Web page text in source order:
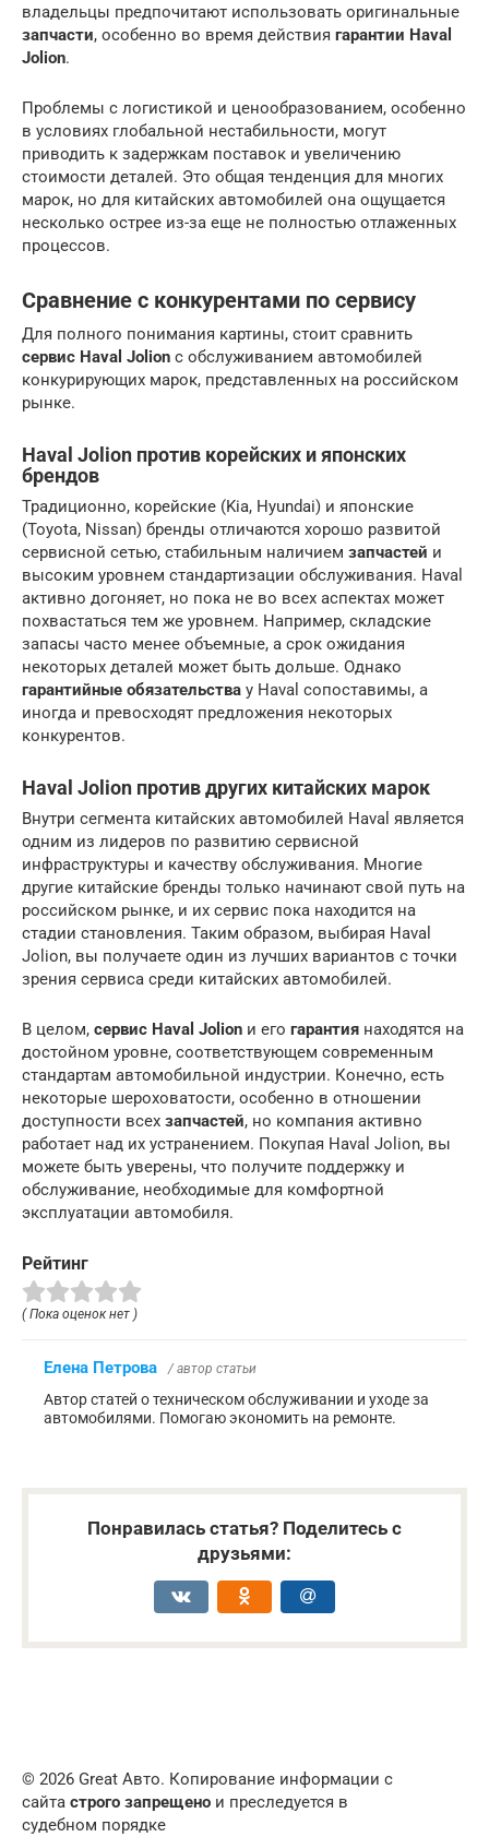
владельцы предпочитают использовать оригинальные
запчасти, особенно во время действия гарантии Haval
Jolion.
Проблемы с логистикой и ценообразованием, особенно
в условиях глобальной нестабильности, могут
приводить к задержкам поставок и увеличению
стоимости деталей. Это общая тенденция для многих
марок, но для китайских автомобилей она ощущается
несколько острее из-за еще не полностью отлаженных
процессов.
Сравнение с конкурентами по сервису
Для полного понимания картины, стоит сравнить
сервис Haval Jolion с обслуживанием автомобилей
конкурирующих марок, представленных на российском
рынке.
Haval Jolion против корейских и японских
брендов
Традиционно, корейские (Kia, Hyundai) и японские
(Toyota, Nissan) бренды отличаются хорошо развитой
сервисной сетью, стабильным наличием запчастей и
высоким уровнем стандартизации обслуживания. Haval
активно догоняет, но пока не во всех аспектах может
похвастаться тем же уровнем. Например, складские
запасы часто менее объемные, а срок ожидания
некоторых деталей может быть дольше. Однако
гарантийные обязательства у Haval сопоставимы, а
иногда и превосходят предложения некоторых
конкурентов.
Haval Jolion против других китайских марок
Внутри сегмента китайских автомобилей Haval является
одним из лидеров по развитию сервисной
инфраструктуры и качеству обслуживания. Многие
другие китайские бренды только начинают свой путь на
российском рынке, и их сервис пока находится на
стадии становления. Таким образом, выбирая Haval
Jolion, вы получаете один из лучших вариантов с точки
зрения сервиса среди китайских автомобилей.
В целом, сервис Haval Jolion и его гарантия находятся на
достойном уровне, соответствующем современным
стандартам автомобильной индустрии. Конечно, есть
некоторые шероховатости, особенно в отношении
доступности всех запчастей, но компания активно
работает над их устранением. Покупая Haval Jolion, вы
можете быть уверены, что получите поддержку и
обслуживание, необходимые для комфортной
эксплуатации автомобиля.
Рейтинг
( Пока оценок нет )
Елена Петрова / автор статьи
Автор статей о техническом обслуживании и уходе за
автомобилями. Помогаю экономить на ремонте.
Понравилась статья? Поделитесь с
друзьями:
© 2026 Great Авто. Копирование информации с
сайта строго запрещено и преследуется в
судебном порядке